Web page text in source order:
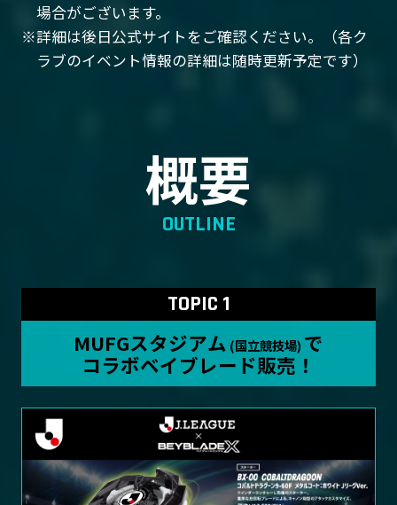
場合がございます。
詳細は後日公式サイトをご確認ください。（各ク
ラブのイベント情報の詳細は随時更新予定です）
概要
OUTLINE
TOPIC 1
MUFGスタジアム (国立競技場) で
コラボベイブレード販売！